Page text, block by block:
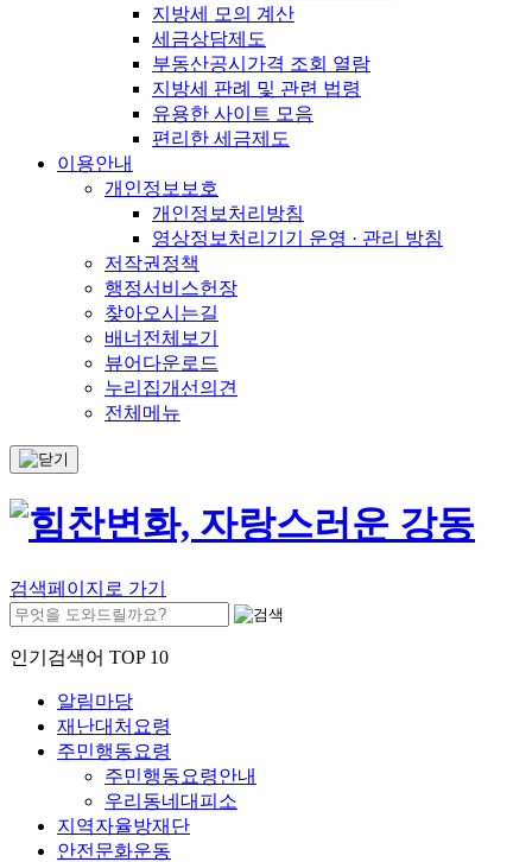
지방세 모의 계산
세금상담제도
부동산공시가격 조회 열람
지방세 판례 및 관련 법령
유용한 사이트 모음
편리한 세금제도
이용안내
개인정보보호
개인정보처리방침
영상정보처리기기 운영 · 관리 방침
저작권정책
행정서비스헌장
찾아오시는길
배너전체보기
뷰어다운로드
누리집개선의견
전체메뉴
검색페이지로 가기
인기검색어 TOP 10
알림마당
재난대처요령
주민행동요령
주민행동요령안내
우리동네대피소
지역자율방재단
안전문화운동